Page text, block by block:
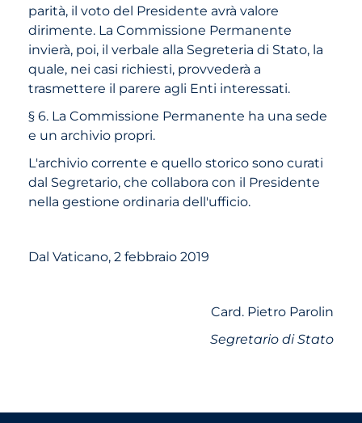
parità, il voto del Presidente avrà valore
dirimente. La Commissione Permanente
invierà, poi, il verbale alla Segreteria di Stato, la
quale, nei casi richiesti, provvederà a
trasmettere il parere agli Enti interessati.
§ 6. La Commissione Permanente ha una sede
e un archivio propri.
L'archivio corrente e quello storico sono curati
dal Segretario, che collabora con il Presidente
nella gestione ordinaria dell'ufficio.
Dal Vaticano, 2 febbraio 2019
Card. Pietro Parolin
Segretario di Stato